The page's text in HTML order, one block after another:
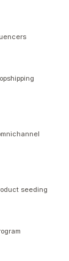
seeding